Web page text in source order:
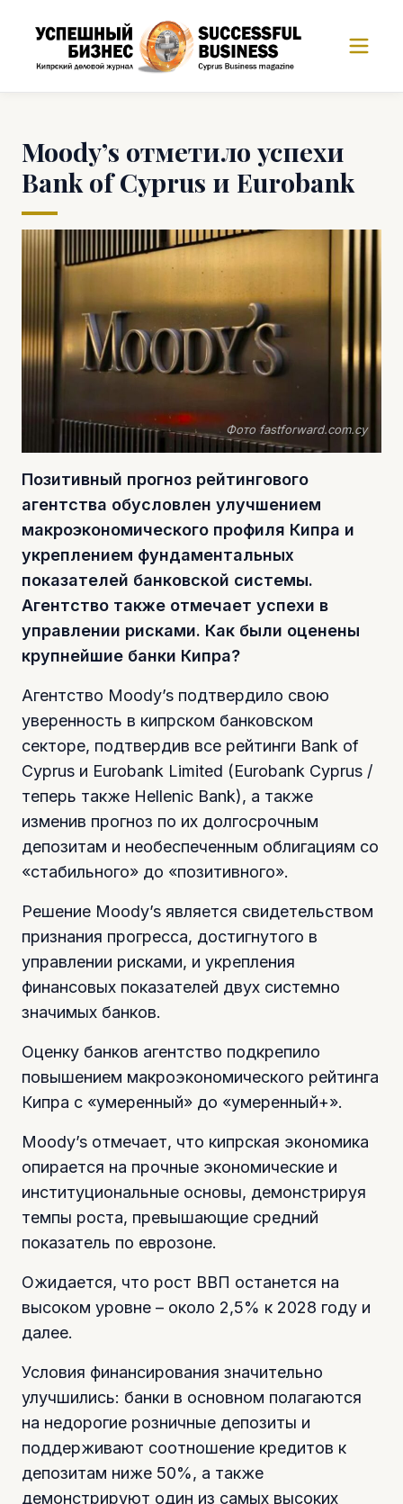
Moody’s отметило успехи
Bank of Cyprus и Eurobank
Фото fastforward.com.cy
Позитивный прогноз рейтингового
агентства обусловлен улучшением
макроэкономического профиля Кипра и
укреплением фундаментальных
показателей банковской системы.
Агентство также отмечает успехи в
управлении рисками. Как были оценены
крупнейшие банки Кипра?
Агентство Moody’s подтвердило свою
уверенность в кипрском банковском
секторе, подтвердив все рейтинги Bank of
Cyprus и Eurobank Limited (Eurobank Cyprus /
теперь также Hellenic Bank), а также
изменив прогноз по их долгосрочным
депозитам и необеспеченным облигациям со
«стабильного» до «позитивного».
Решение Moody’s является свидетельством
признания прогресса, достигнутого в
управлении рисками, и укрепления
финансовых показателей двух системно
значимых банков.
Оценку банков агентство подкрепило
повышением макроэкономического рейтинга
Кипра с «умеренный» до «умеренный+».
Moody’s отмечает, что кипрская экономика
опирается на прочные экономические и
институциональные основы, демонстрируя
темпы роста, превышающие средний
показатель по еврозоне.
Ожидается, что рост ВВП останется на
высоком уровне – около 2,5% к 2028 году и
далее.
Условия финансирования значительно
улучшились: банки в основном полагаются
на недорогие розничные депозиты и
поддерживают соотношение кредитов к
депозитам ниже 50%, а также
демонстрируют один из самых высоких